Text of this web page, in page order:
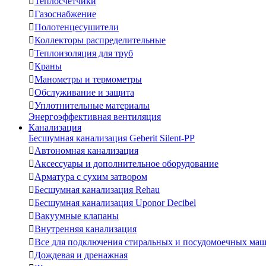
Газоснабжение
Полотенцесушители
Коллекторы распределительные
Теплоизоляция для труб
Краны
Манометры и термометры
Обслуживание и защита
Уплотнительные материалы
Энергоэффективная вентиляция
Канализация
Бесшумная канализация Geberit Silent-PP
Автономная канализация
Аксессуары и дополнительное оборудование
Арматура с сухим затвором
Бесшумная канализация Rehau
Бесшумная канализация Uponor Decibel
Вакуумные клапаны
Внутренняя канализация
Все для подключения стиральных и посудомоечных
Дождевая и дренажная